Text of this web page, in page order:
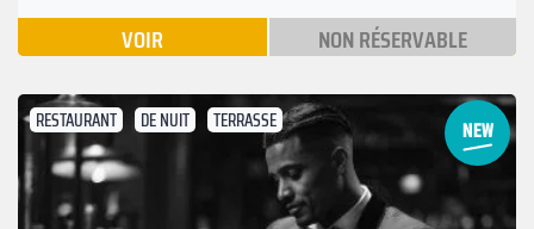
VOIR NON RÉSERVABLE
RESTAURANT DE NUIT TERRASSE